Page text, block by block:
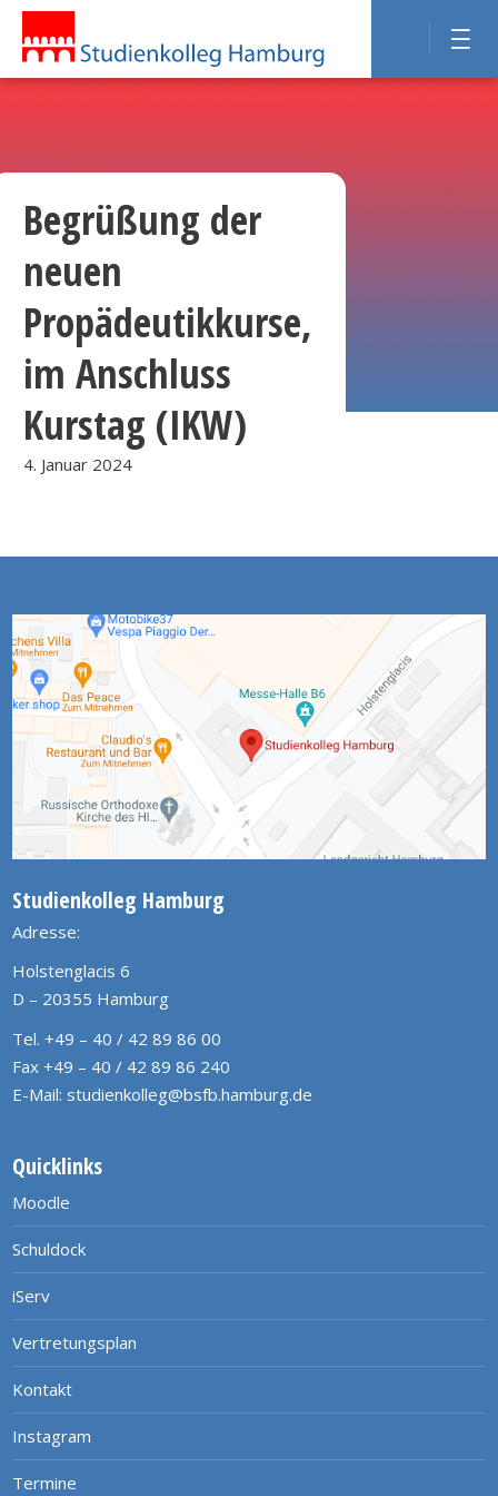
Begrüßung der
neuen
Propädeutikkurse,
im Anschluss
Kurstag (IKW)
4. Januar 2024
Studienkolleg Hamburg
Adresse:
Holstenglacis 6
D – 20355 Hamburg
Tel. +49 – 40 / 42 89 86 00
Fax +49 – 40 / 42 89 86 240
E-Mail: studienkolleg@bsfb.hamburg.de
Quicklinks
Moodle
Schuldock
iServ
Vertretungsplan
Kontakt
Instagram
Termine